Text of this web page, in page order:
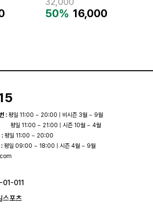
50% 16,000
: 평일 11:00 ~ 20:00 | 비시즌 3월 ~ 9월
평일 11:00 ~ 21:00 | 시즌 10월 ~ 4월
: 평일 11:00 ~ 20:00
: 평일 09:00 ~ 18:00 | 시즌 4월 ~ 9월
011
스포츠